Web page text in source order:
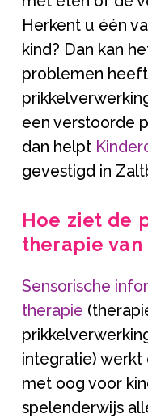
Herkent u één
kind? Dan kan
problemen
een verstoorde
dan helpt
gevestigd in
Hoe ziet de
therapie van
Sensorische
therapie
integratie) werkt
met oog voor
spelenderwijs